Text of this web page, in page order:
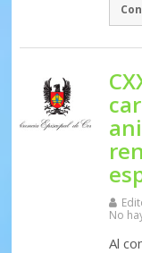
No
Al